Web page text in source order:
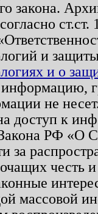
закона.
и
и о
не
доступ к
РФ «О
за
честь
массовой